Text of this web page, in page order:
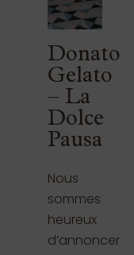
Donato
Gelato
– La
Dolce
Pausa
Nous
sommes
heureux
d’annoncer